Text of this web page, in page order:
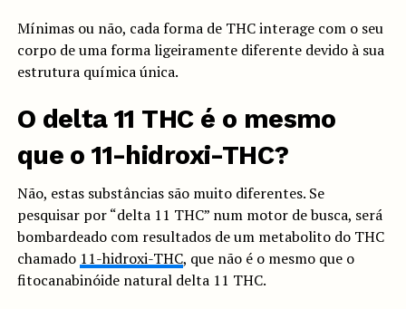
Mínimas ou não, cada forma de THC interage com o seu
corpo de uma forma ligeiramente diferente devido à sua
estrutura química única.
O delta 11 THC é o mesmo
que o 11-hidroxi-THC?
Não, estas substâncias são muito diferentes. Se
pesquisar por “delta 11 THC” num motor de busca, será
bombardeado com resultados de um metabolito do THC
chamado 11-hidroxi-THC, que não é o mesmo que o
fitocanabinóide natural delta 11 THC.